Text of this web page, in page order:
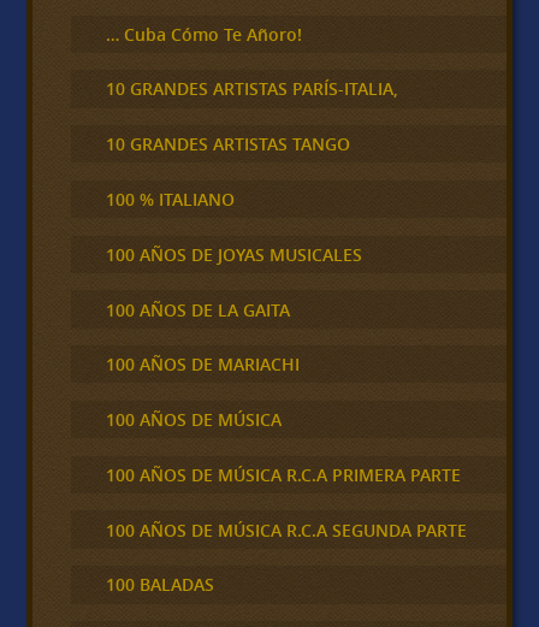
… Cuba Cómo Te Añoro!
10 GRANDES ARTISTAS PARÍS-ITALIA,
10 GRANDES ARTISTAS TANGO
100 % ITALIANO
100 AÑOS DE JOYAS MUSICALES
100 AÑOS DE LA GAITA
100 AÑOS DE MARIACHI
100 AÑOS DE MÚSICA
100 AÑOS DE MÚSICA R.C.A PRIMERA PARTE
100 AÑOS DE MÚSICA R.C.A SEGUNDA PARTE
100 BALADAS